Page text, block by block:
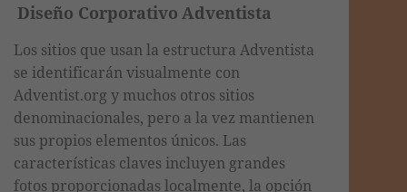
Diseño Corporativo Adventista
Los sitios que usan la estructura Adventista
se identificarán visualmente con
Adventist.org y muchos otros sitios
denominacionales, pero a la vez mantienen
sus propios elementos únicos. Las
características claves incluyen grandes
fotos proporcionadas localmente, la opción